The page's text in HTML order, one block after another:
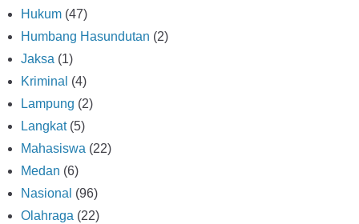
Hukum (47)
Humbang Hasundutan (2)
Jaksa (1)
Kriminal (4)
Lampung (2)
Langkat(5)
Mahasiswa (22)
Medan (6)
Nasional (96)
Olahraga (22)